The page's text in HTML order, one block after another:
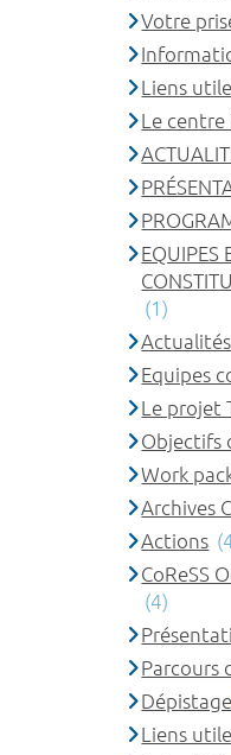
Votre
Liens
Le centre
EQUIPES
(1)
Equipes
Le projet
Objectifs
Work
Archives
Actions
CoReSS
(4)
Parcours
Dépistage
Liens